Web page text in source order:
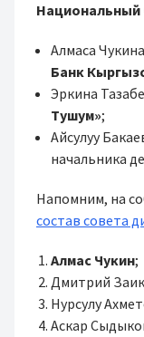
Национальный
Алмаса
Банк
Эркина
Тушум»;
Айсулуу
начальника
Напомним, на
состав совета
Алмас Чукин;
Дмитрий
Нурсулу
Аскар